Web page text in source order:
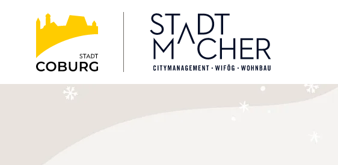
INHALT ANSPRINGEN
Stadt
Coburg